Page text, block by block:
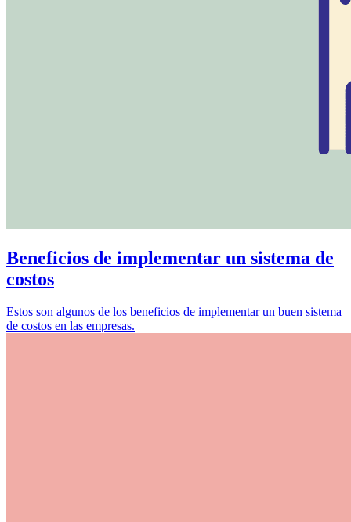
Beneficios de implementar un sistema de
costos
Estos son algunos de los beneficios de implementar un buen sistema
de costos en las empresas.